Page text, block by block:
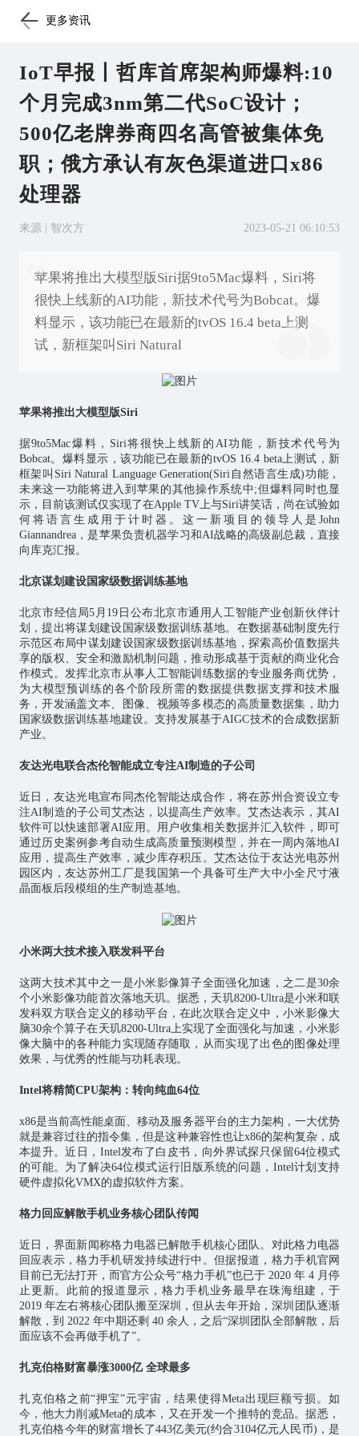
更多资讯
IoT早报丨哲库首席架构师爆料:10
个月完成3nm第二代SoC设计；
500亿老牌券商四名高管被集体免
职；俄方承认有灰色渠道进口x86
处理器
来源 | 智次方 2023-05-21 06:10:53
苹果将推出大模型版Siri据9to5Mac爆料，Siri将
很快上线新的AI功能，新技术代号为Bobcat。爆
料显示，该功能已在最新的tvOS 16.4 beta上测
试，新框架叫Siri Natural
苹果将推出大模型版Siri
据9to5Mac爆料，Siri将很快上线新的AI功能，新技术代号为
Bobcat。爆料显示，该功能已在最新的tvOS 16.4 beta上测试，新
框架叫Siri Natural Language Generation(Siri自然语言生成)功能，
未来这一功能将进入到苹果的其他操作系统中;但爆料同时也显
示，目前该测试仅实现了在Apple TV上与Siri讲笑话，尚在试验如
何将语言生成用于计时器。这一新项目的领导人是John
Giannandrea，是苹果负责机器学习和AI战略的高级副总裁，直接
向库克汇报。
北京谋划建设国家级数据训练基地
北京市经信局5月19日公布北京市通用 人工智能产业创新伙伴计
划，提出将谋划建设国家级数据训练基地。在数据基础制度先行
示范区布局中谋划建设国家级数据训练基地，探索高价值数据共
享的版权、安全和激励机制问题，推动形成基于贡献的商业化合
作模式。发挥北京市从事人工智能训练数据的专业服务商优势，
为大模型预训练的各个阶段所需的数据提供数据支撑和技术服
务，开发涵盖文本、图像、视频等多模态的高质量数据集，助力
国家级数据训练基地建设。支持发展基于AIGC技术的合成数据新
产业。
友达光电联合杰伦智能成立专注AI制造的子公司
近日，友达光电宣布同杰伦智能达成合作，将在苏州合资设立专
注AI制造的子公司艾杰达，以提高生产效率。艾杰达表示，其AI
软件可以快速部署AI应用。用户收集相关数据并汇入软件，即可
通过历史案例参考自动生成高质量预测模型，并在一周内落地AI
应用，提高生产效率，减少库存积压。艾杰达位于友达光电苏州
园区内，友达苏州工厂是我国第一个具备可生产大中小全尺寸液
晶面板后段模组的生产制造基地。
小米两大技术接入联发科平台
这两大技术其中之一是小米影像算子全面强化加速，之二是30余
个小米影像功能首次落地天玑。据悉，天玑8200-Ultra是小米和联
发科双方联合定义的移动平台，在此次联合定义中，小米影像大
脑30余个算子在天玑8200-Ultra上实现了全面强化与加速，小米影
像大脑中的各种能力实现随存随取，从而实现了出色的图像处理
效果，与优秀的性能与功耗表现。
Intel将精简CPU架构：转向纯血64位
x86是当前高性能桌面、移动及服务器平台的主力架构，一大优势
就是兼容过往的指令集，但是这种兼容性也让x86的架构复杂，成
本提升。近日，Intel发布了白皮书，向外界试探只保留64位模式
的可能。为了解决64位模式运行旧版系统的问题，Intel计划支持
硬件虚拟化VMX的虚拟软件方案。
格力回应解散手机业务核心团队传闻
近日，界面新闻称格力电器已解散手机核心团队。对此格力电器
回应表示，格力手机研发持续进行中。但据报道，格力手机官网
目前已无法打开，而官方公众号“格力手机”也已于 2020 年 4 月停
止更新。此前的报道显示，格力手机业务最早在珠海组建，于
2019 年左右将核心团队搬至深圳，但从去年开始，深圳团队逐渐
解散，到 2022 年中期还剩 40 余人，之后“深圳团队全部解散，后
面应该不会再做手机了”。
扎克伯格财富暴涨3000亿 全球最多
扎克伯格之前“押宝”元宇宙 ，结果使得Meta出现巨额亏损。如
今，他大力削减Meta的成本，又在开发一个推特的竞品。据悉，
扎克伯格今年的财富增长了443亿美元(约合3104亿元人民币)，是